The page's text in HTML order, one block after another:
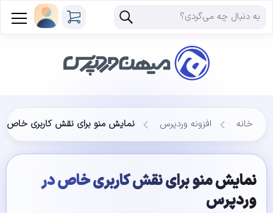
خانه افزونه وردپرس نمایش منو برای نقش‌ کاربری خاص
نمایش منو برای نقش‌ کاربری خاص در
وردپرس